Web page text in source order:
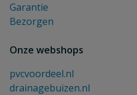
Garantie
Bezorgen
Onze webshops
pvcvoordeel.nl
drainagebuizen.nl